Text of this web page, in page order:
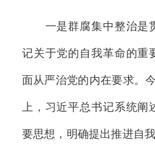
一是群腐集中整治是
记关于党的自我革命的重
面从严治党的内在要求。
上，习近平总书记系统
要思想，明确提出推进自